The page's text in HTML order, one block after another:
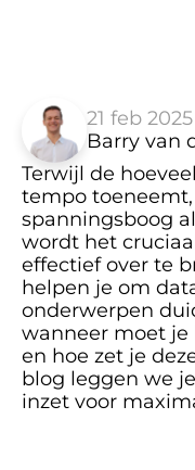
21 feb 2025
Barry van
Terwijl de
tempo
spanningsboog
wordt het
effectief over te
helpen je om
onderwerpen
wanneer moet je
en hoe zet je
blog leggen we
inzet voor